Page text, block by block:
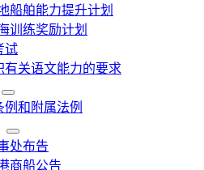
船舶能力提升计划
训练奖励计划
试
有关语文能力的要求
例和附属法例
处布告
商船公告